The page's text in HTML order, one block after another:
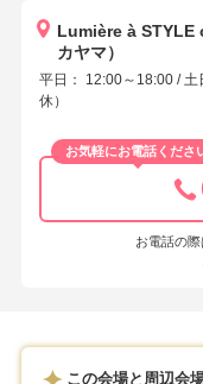
Lumière à STYLE
カヤマ）
平日： 12:00～18:00 /
休）
お気軽にお電話くださ
お電話の際
この会場と周辺会